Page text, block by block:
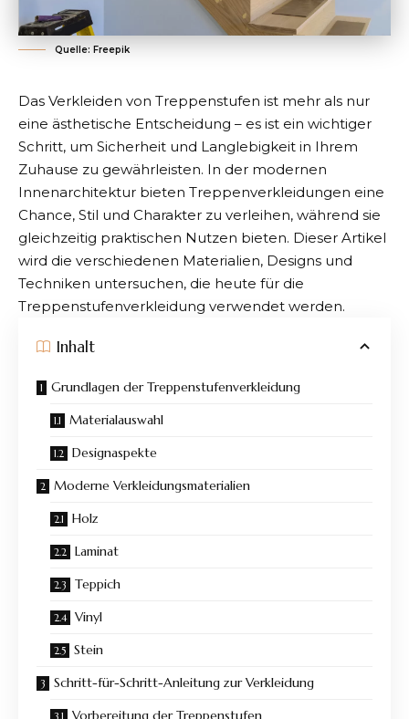
Quelle: Freepik
Das Verkleiden von Treppenstufen ist mehr als nur
eine ästhetische Entscheidung – es ist ein wichtiger
Schritt, um Sicherheit und Langlebigkeit in Ihrem
Zuhause zu gewährleisten. In der modernen
Innenarchitektur bieten Treppenverkleidungen eine
Chance, Stil und Charakter zu verleihen, während sie
gleichzeitig praktischen Nutzen bieten. Dieser Artikel
wird die verschiedenen Materialien, Designs und
Techniken untersuchen, die heute für die
Treppenstufenverkleidung verwendet werden.
Inhalt
Grundlagen der Treppenstufenverkleidung
Materialauswahl
Designaspekte
Moderne Verkleidungsmaterialien
Holz
Laminat
Teppich
Vinyl
Stein
Schritt-für-Schritt-Anleitung zur Verkleidung
Vorbereitung der Treppenstufen